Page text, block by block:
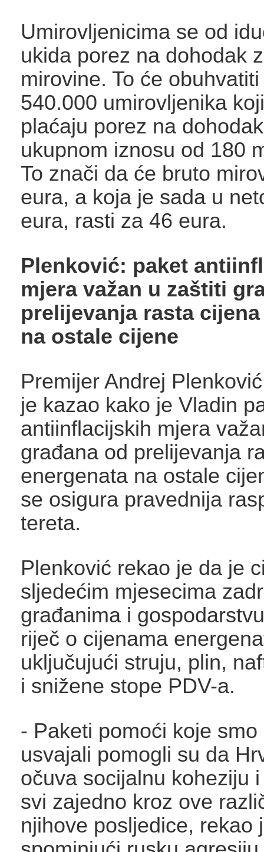
Umirovljenicima se od
ukida porez na dohodak
mirovine. To će
540.000 umirovljenika
plaćaju porez na
ukupnom iznosu od 180
To znači da će bruto
eura, a koja je sada u
eura, rasti za 46 eura.
Plenković: paket
mjera važan u zaštiti
prelijevanja rasta
na ostale cijene
Premijer Andrej
je kazao kako je Vladin
antiinflacijskih mjera
građana od prelijevanja
energenata na ostale
se osigura pravednija
tereta.
Plenković rekao je da je
sljedećim mjesecima
građanima i
riječ o cijenama
uključujući struju, plin,
i snižene stope PDV-a.
- Paketi pomoći koje smo
usvajali pomogli su da
očuva socijalnu koheziju
svi zajedno kroz ove
njihove posljedice, rekao